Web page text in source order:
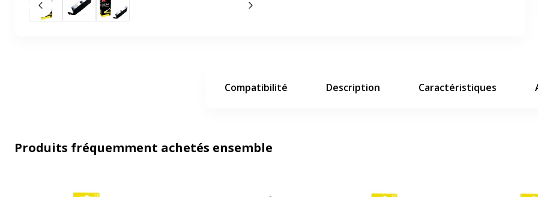
Slide précédent Slide suivant
Compatibilité Description Caractéristiques
Produits fréquemment achetés ensemble